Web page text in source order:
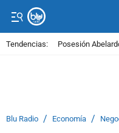
Tendencias: Posesión
Blu Radio / Economía /